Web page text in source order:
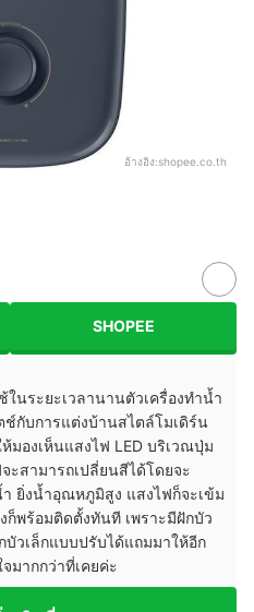
อ้างอิง:shopee.co.th
SHOPEE
นระยะเวลานานตัวเครื่องทำน้ำ
กับการแต่งบ้านสไตล์โมเดิร์น
องเห็นแสงไฟ LED บริเวณปุ่ม
สามารถเปลี่ยนสีได้โดยจะ
ยิ่งน้ำอุณหภูมิสูง แสงไฟก็จะเข้ม
พร้อมติดตั้งทันที เพราะมีฝักบัว
บัวเล็กแบบปรับได้แถมมาให้อีก
มากกว่าที่เคยค่ะ